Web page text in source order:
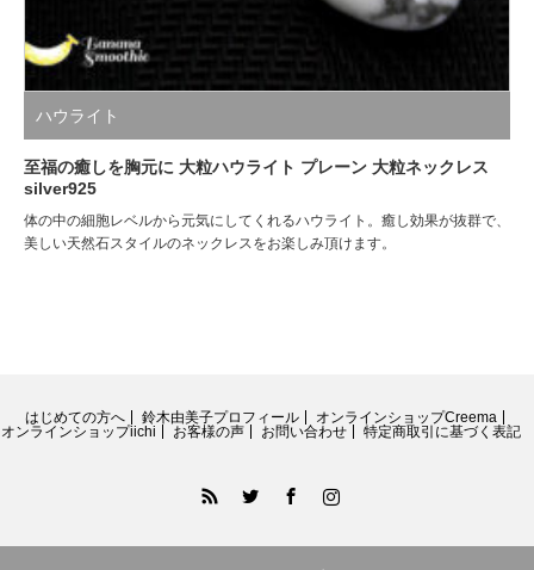
ハウライト
至福の癒しを胸元に 大粒ハウライト プレーン 大粒ネックレス
silver925
体の中の細胞レベルから元気にしてくれるハウライト。癒し効果が抜群で、
美しい天然石スタイルのネックレスをお楽しみ頂けます。
はじめての方へ 鈴木由美子プロフィール
オンラインショップCreema
オンラインショップiichi
お客様の声 お問い合わせ 特定商取引に基づく表記
FacebookInstagram